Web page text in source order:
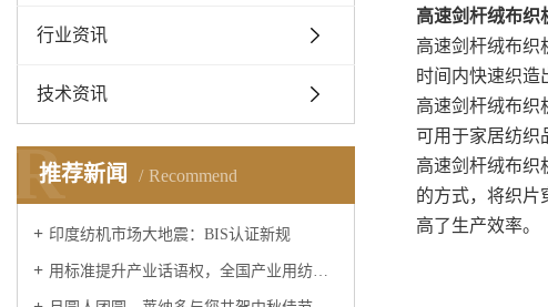
行业资讯
技术资讯
推荐新闻 Recommend
R
印度纺机市场大地震：BIS认证新规
用标准提升产业话语权，全国产业用纺织品标委会成立
高速剑杆绒布织
高速剑杆绒布织
时间内快速织造
高速剑杆绒布织
可用于家居纺织
高速剑杆绒布织
的方式，将织片
高了生产效率。